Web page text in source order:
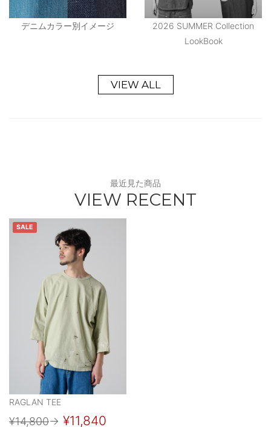
デニムカラー別イメージ
2026 SUMMER Collection
LookBook
VIEW ALL
最近見た商品
VIEW RECENT
SALE
RAGLAN TEE
¥14,800→ ¥11,840